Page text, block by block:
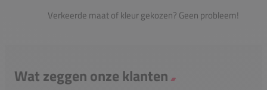
Verkeerde maat of kleur gekozen? Geen probleem!
Wat zeggen onze klanten